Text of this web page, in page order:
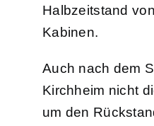
Halbzeitstand
Kabinen.
Auch nach dem
Kirchheim nicht
um den